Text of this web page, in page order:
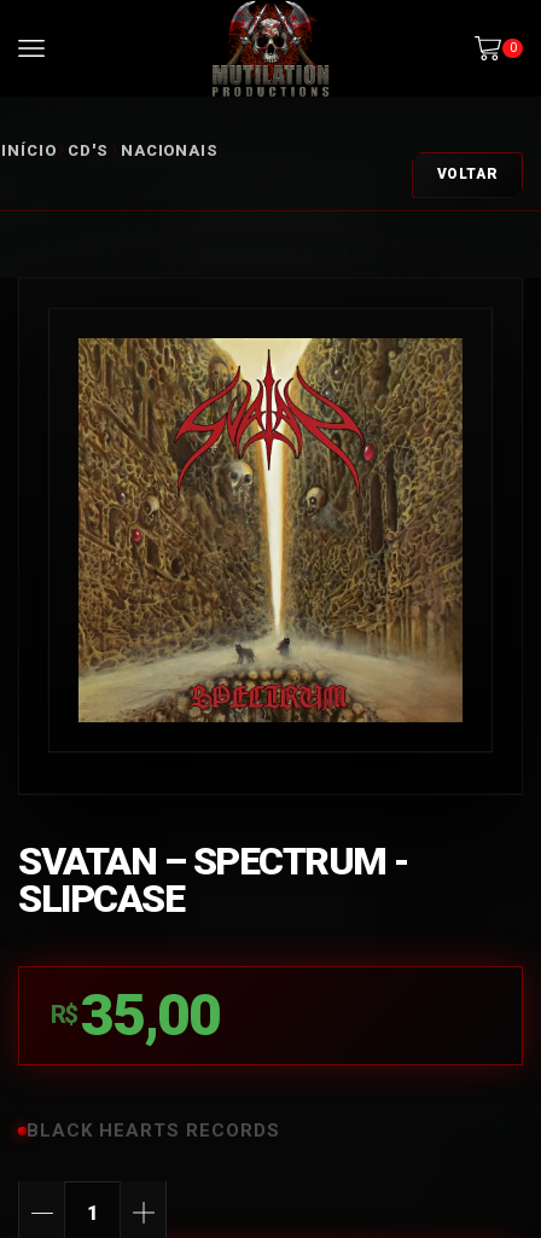
0
INÍCIO CD'S NACIONAIS
VOLTAR
SVATAN – SPECTRUM -
SLIPCASE
R$ 35,00
BLACK HEARTS RECORDS